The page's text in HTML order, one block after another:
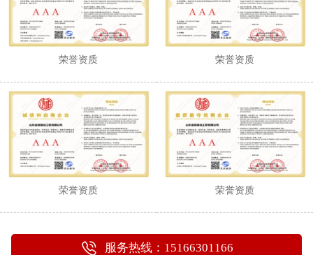
荣誉资质 荣誉资质
荣誉资质 荣誉资质
服务热线：15166301166